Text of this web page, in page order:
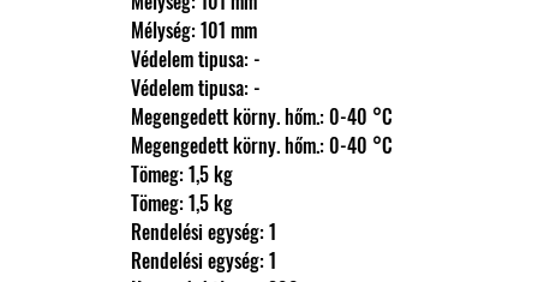
                Mélység: 101 mm
                Védelem tipusa: -
                Védelem tipusa: -
                Megengedett körny. hőm.: 0-40 °C
                Megengedett körny. hőm.: 0-40 °C
                Tömeg: 1,5 kg
                Tömeg: 1,5 kg
                Rendelési egység: 1
                Rendelési egység: 1